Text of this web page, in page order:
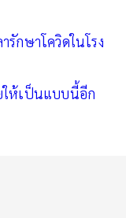
รักษาโควิดในโรง
ให้เป็นแบบนี้อีก